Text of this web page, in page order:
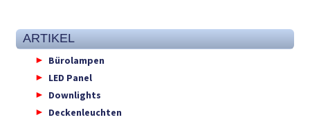
ARTIKEL
Bürolampen
LED Panel
Downlights
Deckenleuchten